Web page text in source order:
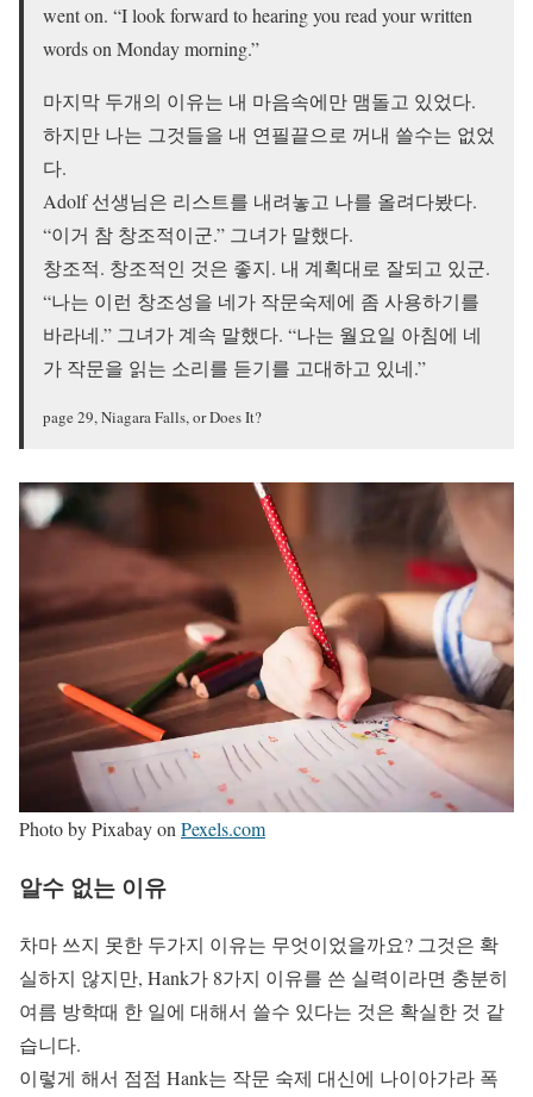
went on. “I look forward to hearing you read your written
words on Monday morning.”
마지막 두개의 이유는 내 마음속에만 맴돌고 있었다.
하지만 나는 그것들을 내 연필끝으로 꺼내 쓸수는 없었
다.
Adolf 선생님은 리스트를 내려놓고 나를 올려다봤다.
“이거 참 창조적이군.” 그녀가 말했다.
창조적. 창조적인 것은 좋지. 내 계획대로 잘되고 있군.
“나는 이런 창조성을 네가 작문숙제에 좀 사용하기를
바라네.” 그녀가 계속 말했다. “나는 월요일 아침에 네
가 작문을 읽는 소리를 듣기를 고대하고 있네.”
page 29, Niagara Falls, or Does It?
Photo by Pixabay on Pexels.com
알수 없는 이유
차마 쓰지 못한 두가지 이유는 무엇이었을까요? 그것은 확
실하지 않지만, Hank가 8가지 이유를 쓴 실력이라면 충분히
여름 방학때 한 일에 대해서 쓸수 있다는 것은 확실한 것 같
습니다.
이렇게 해서 점점 Hank는 작문 숙제 대신에 나이아가라 폭